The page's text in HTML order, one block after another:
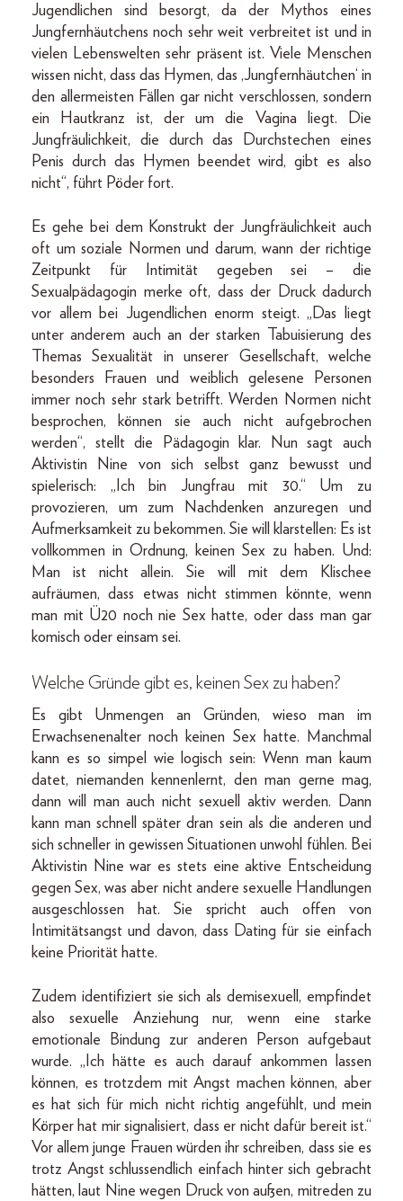
Jugendlichen sind besorgt, da der Mythos eines
Jungfernhäutchens noch sehr weit verbreitet ist und in
vielen Lebenswelten sehr präsent ist. Viele Menschen
wissen nicht, dass das Hymen, das ‚Jungfernhäutchen‘ in
den allermeisten Fällen gar nicht verschlossen, sondern
ein Hautkranz ist, der um die Vagina liegt. Die
Jungfräulichkeit, die durch das Durchstechen eines
Penis durch das Hymen beendet wird, gibt es also
nicht“, führt Pöder fort.
Es gehe bei dem Konstrukt der Jungfräulichkeit auch
oft um soziale Normen und darum, wann der richtige
Zeitpunkt für Intimität gegeben sei – die
Sexualpädagogin merke oft, dass der Druck dadurch
vor allem bei Jugendlichen enorm steigt. „Das liegt
unter anderem auch an der starken Tabuisierung des
Themas Sexualität in unserer Gesellschaft, welche
besonders Frauen und weiblich gelesene Personen
immer noch sehr stark betrifft. Werden Normen nicht
besprochen, können sie auch nicht aufgebrochen
werden“, stellt die Pädagogin klar. Nun sagt auch
Aktivistin Nine von sich selbst ganz bewusst und
spielerisch: „Ich bin Jungfrau mit 30.“ Um zu
provozieren, um zum Nachdenken anzuregen und
Aufmerksamkeit zu bekommen. Sie will klarstellen: Es ist
vollkommen in Ordnung, keinen Sex zu haben. Und:
Man ist nicht allein. Sie will mit dem Klischee
aufräumen, dass etwas nicht stimmen könnte, wenn
man mit Ü20 noch nie Sex hatte, oder dass man gar
komisch oder einsam sei.
Welche Gründe gibt es, keinen Sex zu haben?
Es gibt Unmengen an Gründen, wieso man im
Erwachsenenalter noch keinen Sex hatte. Manchmal
kann es so simpel wie logisch sein: Wenn man kaum
datet, niemanden kennenlernt, den man gerne mag,
dann will man auch nicht sexuell aktiv werden. Dann
kann man schnell später dran sein als die anderen und
sich schneller in gewissen Situationen unwohl fühlen. Bei
Aktivistin Nine war es stets eine aktive Entscheidung
gegen Sex, was aber nicht andere sexuelle Handlungen
ausgeschlossen hat. Sie spricht auch offen von
Intimitätsangst und davon, dass Dating für sie einfach
keine Priorität hatte.
Zudem identifiziert sie sich als demisexuell, empfindet
also sexuelle Anziehung nur, wenn eine starke
emotionale Bindung zur anderen Person aufgebaut
wurde. „Ich hätte es auch darauf ankommen lassen
können, es trotzdem mit Angst machen können, aber
es hat sich für mich nicht richtig angefühlt, und mein
Körper hat mir signalisiert, dass er nicht dafür bereit ist.“
Vor allem junge Frauen würden ihr schreiben, dass sie es
trotz Angst schlussendlich einfach hinter sich gebracht
hätten, laut Nine wegen Druck von außen, mitreden zu